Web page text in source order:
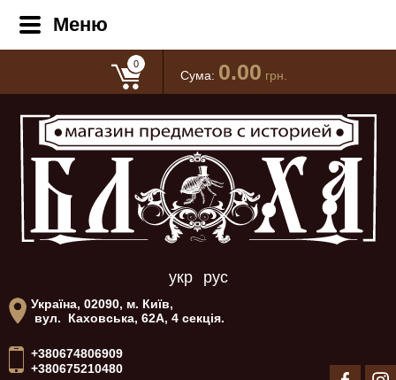
0
Сума: 0.00 грн.
укр рус
Україна, 02090, м. Київ,
вул. Каховська, 62А, 4 секція.
+380674806909
+380675210480
Меню